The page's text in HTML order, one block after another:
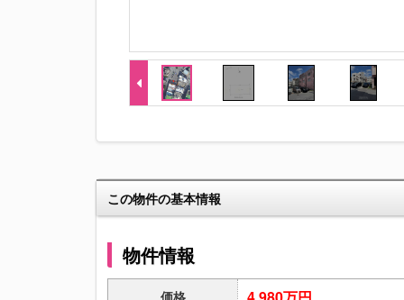
この物件の基本情報
物件情報